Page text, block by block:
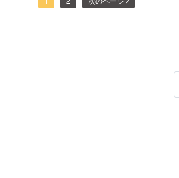
愛の記憶と繋がったり、心